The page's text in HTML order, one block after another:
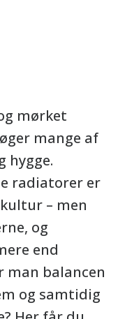
mørket
mange af
hygge.
radiatorer er
– men
og
end
man balancen
og samtidig